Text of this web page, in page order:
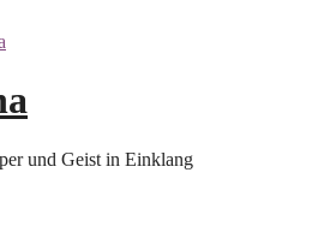
und Geist in Einklang